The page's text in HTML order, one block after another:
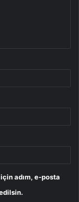
adım, e-posta